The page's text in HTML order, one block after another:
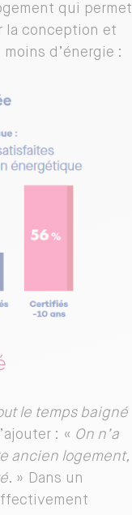
qui permet
la conception et
d’énergie :
le temps baigné
: « On n’a
ancien logement,
. » Dans un